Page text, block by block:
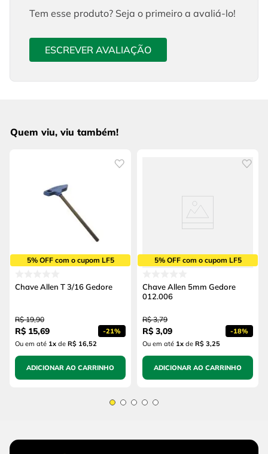
Tem esse produto? Seja o primeiro a avaliá-lo!
ESCREVER AVALIAÇÃO
Quem viu, viu também!
5% OFF com o cupom LF5
Chave Allen T 3/16 Gedore
R$ 19,90
R$ 15,69 -21%
Ou em até 1x de R$ 16,52
ADICIONAR AO CARRINHO
5% OFF com o cupom LF5
Chave Allen 5mm Gedore
012.006
R$ 3,79
R$ 3,09 -18%
Ou em até 1x de R$ 3,25
ADICIONAR AO CARRINHO